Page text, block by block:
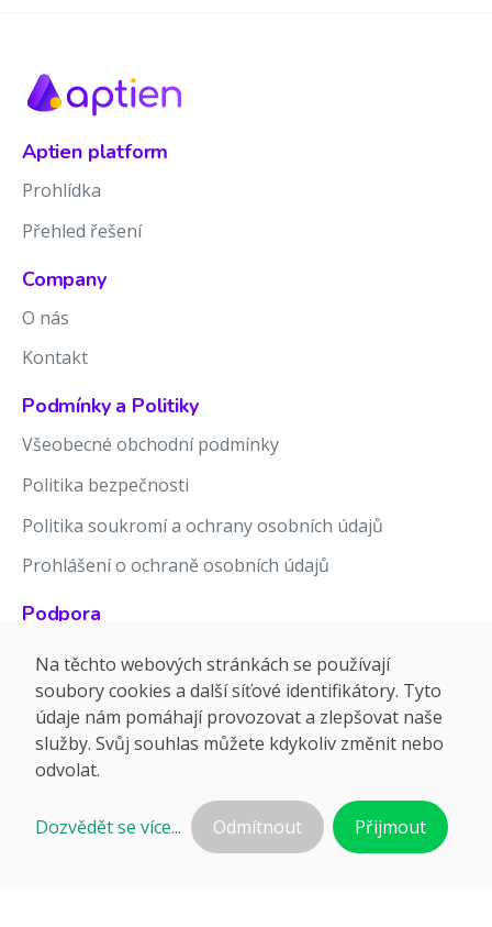
Aptien platform
Prohlídka
Přehled řešení
Company
O nás
Kontakt
Podmínky a Politiky
Všeobecné obchodní podmínky
Politika bezpečnosti
Politika soukromí a ochrany osobních údajů
Prohlášení o ochraně osobních údajů
Podpora
Znalostní báze
Release notes
Na těchto webových stránkách se používají
soubory cookies a další síťové identifikátory. Tyto
údaje nám pomáhají provozovat a zlepšovat naše
služby. Svůj souhlas můžete kdykoliv změnit nebo
odvolat.
Dozvědět se více... Odmítnout Přijmout